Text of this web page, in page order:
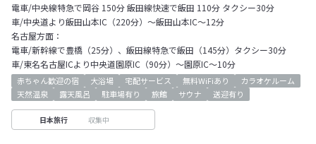
電車/中央線特急で岡谷 150分 飯田線快速で飯田 110分 タクシー30分
車/中央道より飯田山本IC（220分）～飯田山本IC～12分
名古屋方面：
電車/新幹線で豊橋（25分）、飯田線特急で飯田（145分）タクシー30分
車/東名名古屋ICより中央道園原IC（90分）～園原IC～10分
赤ちゃん歓迎の宿 大浴場 宅配サービス 無料WiFiあり
カラオケルーム
天然温泉
露天風呂 駐車場有り 旅館 サウナ 送迎有り
日本旅行 収集中